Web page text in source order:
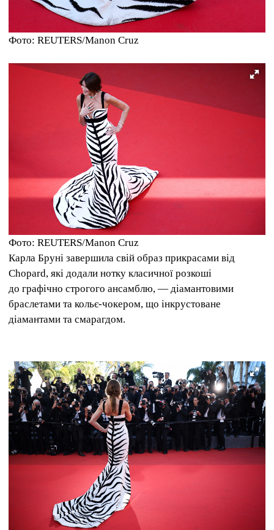
Фото: REUTERS/Manon Cruz
Фото: REUTERS/Manon Cruz
Карла Бруні завершила свій образ прикрасами від
Chopard, які додали нотку класичної розкоші
до графічно строгого ансамблю, — діамантовими
браслетами та кольє-чокером, що інкрустоване
діамантами та смарагдом.